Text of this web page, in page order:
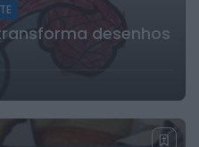
desenhos